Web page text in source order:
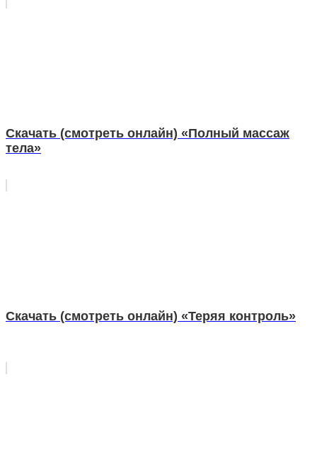
Скачать (смотреть онлайн) «Полный массаж
тела»
Скачать (смотреть онлайн) «Теряя контроль»